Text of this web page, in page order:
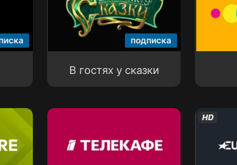
подписка
В гостях у сказки
В гостях у сказки